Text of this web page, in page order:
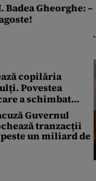
Badea Gheorghe: –
copilăria
Povestea
a schimbat
iubirea
Guvernul
tranzacții
un miliard de